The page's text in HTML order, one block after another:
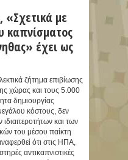
«Σχετικά με
καπνίσματος
έχει ως
ζήτημα επιβίωσης
χώρας και τους 5.000
δημιουργίας
κόστους, δεν
και των
του μέσου παίκτη
ότι στις ΗΠΑ,
αντικαπνιστικές